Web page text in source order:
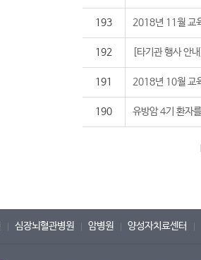
193 2018년 11월 교
192 [타기관 행사 안
191 2018년 10월 교
190 유방암 4기 환자
심장뇌혈관병원 암병원 양성자치료센터